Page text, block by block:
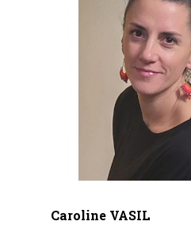
Caroline VASIL